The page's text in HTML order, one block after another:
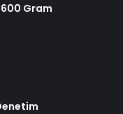
Gram